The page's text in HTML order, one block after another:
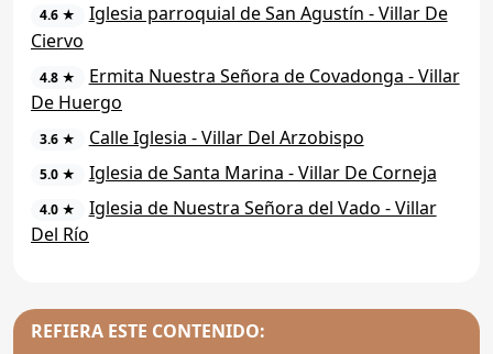
4.6 ★
Iglesia parroquial de San Agustín - Villar De
Ciervo
4.8 ★
Ermita Nuestra Señora de Covadonga - Villar
De Huergo
3.6 ★ Calle Iglesia - Villar Del Arzobispo
5.0 ★ Iglesia de Santa Marina - Villar De Corneja
4.0 ★
Iglesia de Nuestra Señora del Vado - Villar
Del Río
REFIERA ESTE CONTENIDO: